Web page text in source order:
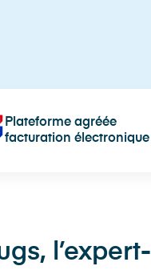
Plateforme agréée
facturation électronique